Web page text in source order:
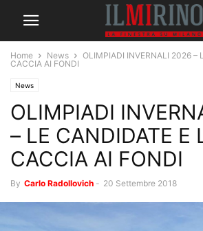
Home News
OLIMPIADI INVERNALI 2026 –
CACCIA AI FONDI
News
OLIMPIADI
– LE CANDIDATE E
CACCIA AI FONDI
By Carlo Radollovich - 20 Settembre 2018